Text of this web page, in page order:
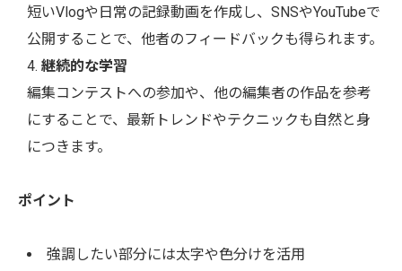
短いVlogや日常の記録動画を作成し、SNSやYouTubeで
公開することで、他者のフィードバックも得られます。
継続的な学習
編集コンテストへの参加や、他の編集者の作品を参考
にすることで、最新トレンドやテクニックも自然と身
につきます。
ポイント
強調したい部分には太字や色分けを活用